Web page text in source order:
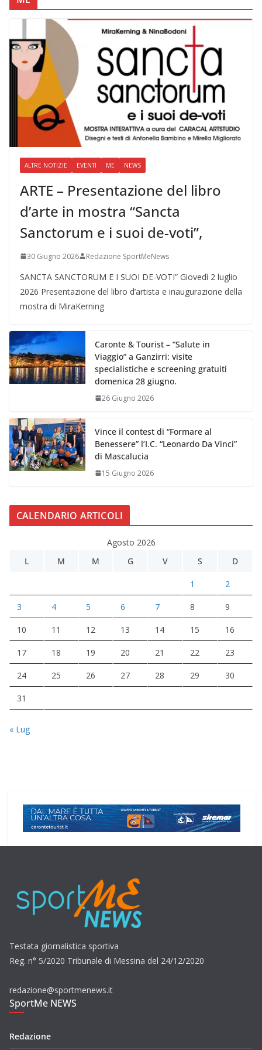
ALTRE NOTIZIE EVENTI ME NEWS
ARTE – Presentazione del libro
d’arte in mostra “Sancta
Sanctorum e i suoi de-voti”,
30 Giugno 2026 Redazione SportMeNews
SANCTA SANCTORUM E I SUOI DE-VOTI” Giovedì 2 luglio
2026 Presentazione del libro d’artista e inaugurazione della
mostra di MiraKerning
Caronte & Tourist – “Salute in
Viaggio” a Ganzirri: visite
specialistiche e screening gratuiti
domenica 28 giugno.
26 Giugno 2026
Vince il contest di “Formare al
Benessere” l’I.C. “Leonardo Da Vinci”
di Mascalucia
15 Giugno 2026
CALENDARIO ARTICOLI
Agosto 2026
L
M M G V S D
1 2
3 4 5 6 7 8 9
10 11 12 13 14 15 16
17 18 19 20 21 22 23
24 25 26 27 28 29 30
31
« Lug
Testata giornalistica sportiva
Reg. n° 5/2020 Tribunale di Messina del 24/12/2020
redazione@sportmenews.it
SportMe NEWS
Redazione